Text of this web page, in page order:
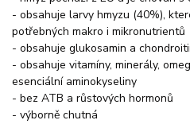
- obsahuje larvy hmyzu (40%),
potřebných makro i mikronutrientů
- obsahuje glukosamin a
- obsahuje vitamíny, minerály,
esenciální aminokyseliny
- bez ATB a růstových hormonů
- výborně chutná